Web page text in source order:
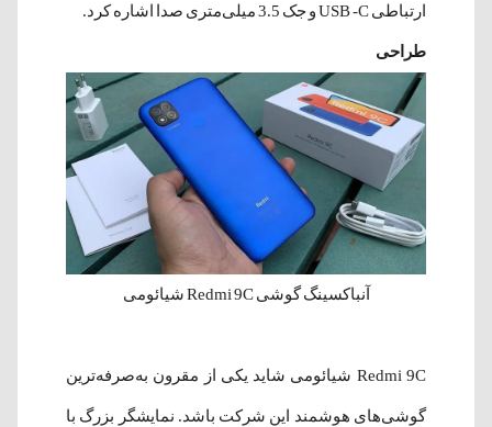
ارتباطی USB -C و جک 3.5 میلی‌متری صدا اشاره کرد.
طراحی
آنباکسینگ گوشی Redmi 9C شیائومی
Redmi 9C شیائومی شاید یکی از مقرون به‌صرفه‌ترین
گوشی‌های هوشمند این شرکت باشد. نمایشگر بزرگ با